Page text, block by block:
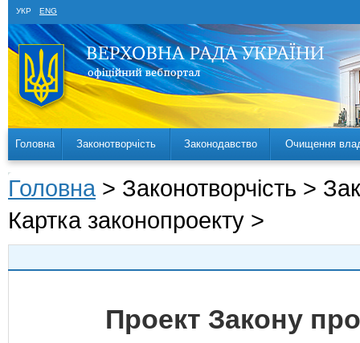
УКР ENG
Головна Законотворчість Законодавство Очищення
Головна > Законотворчість >
Картка законопроекту >
Проект Закону